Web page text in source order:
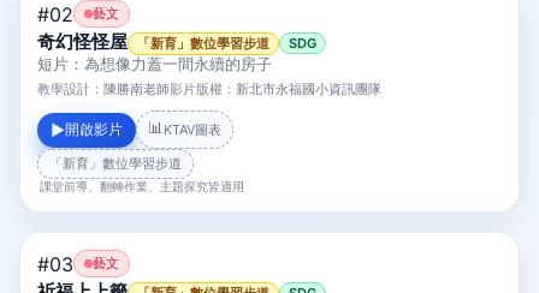
#02 藝文
奇幻怪怪屋 「新育」數位學習步道 SDG
短片：為想像力蓋一間永續的房子
教學設計： 陳勝南老師影片版權： 新北市永福國小資訊團隊
▶開啟影片 📊 KTAV圖表
「新育」數位學習步道
課堂前導、翻轉作業、主題探究皆適用
#03 藝文